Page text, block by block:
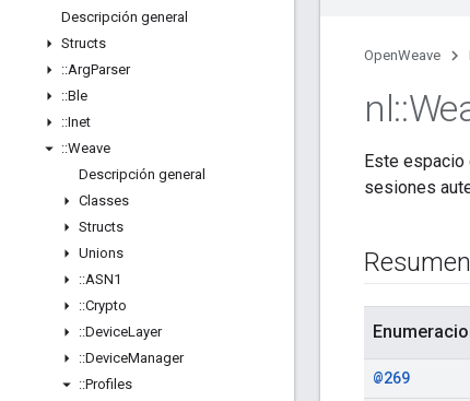
Descripción general
Structs
::ArgParser
::Ble
::Inet
::Weave
Descripción general
Classes
Structs
Unions
::ASN1
::Crypto
::DeviceLayer
::DeviceManager
::Profiles
OpenWeave
nl::
Este
sesiones
Resumen
@269